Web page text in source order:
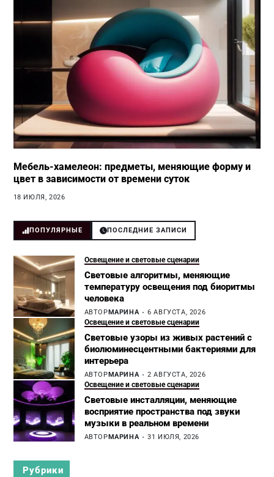
Мебель-хамелеон: предметы, меняющие форму и
цвет в зависимости от времени суток
18 ИЮЛЯ, 2026
ПОПУЛЯРНЫЕ ПОСЛЕДНИЕ ЗАПИСИ
Освещение и световые сценарии
Световые алгоритмы, меняющие
температуру освещения под биоритмы
человека
АВТОР МАРИНА 6 АВГУСТА, 2026
Освещение и световые сценарии
Световые узоры из живых растений с
биолюминесцентными бактериями для
интерьера
АВТОР МАРИНА 2 АВГУСТА, 2026
Освещение и световые сценарии
Световые инсталляции, меняющие
восприятие пространства под звуки
музыки в реальном времени
АВТОР МАРИНА 31 ИЮЛЯ, 2026
Рубрики